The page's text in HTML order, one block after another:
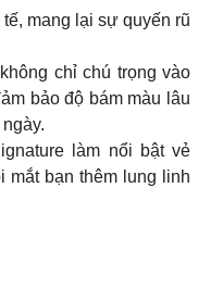
mang lại sự quyến rũ
chỉ chú trọng vào
bảo độ bám màu lâu
làm nổi bật vẻ
mắt bạn thêm lung linh